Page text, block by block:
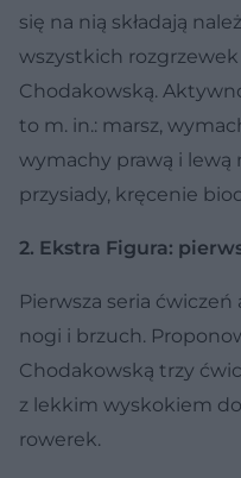
się na nią składają
wszystkich
Chodakowską.
to m. in.: marsz,
wymachy prawą i lewą
przysiady, kręcenie
2. Ekstra Figura:
Pierwsza seria
nogi i brzuch.
Chodakowską trzy
z lekkim wyskokiem
rowerek.